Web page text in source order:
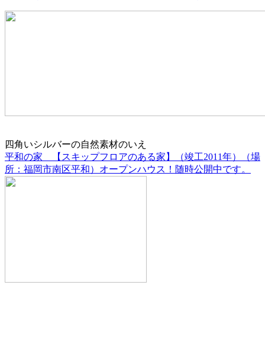
四角いシルバーの自然素材のいえ
平和の家 【スキップフロアのある家】（竣工2011年）（場
所：福岡市南区平和）オープンハウス！随時公開中です。